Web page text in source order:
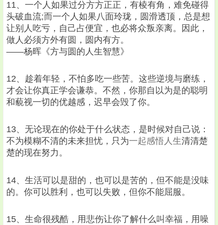
11、一个人如果过分方方正正，有棱有角，难免碰得
头破血流;而一个人如果八面玲珑，圆滑透顶，总是想
让别人吃亏，自己占便宜，也必将众叛亲离。因此，
做人必须方外有圆，圆内有方。
——杨晖《方与圆的人生智慧》
12、趁着年轻，不怕多吃一些苦。这些逆境与磨练，
才会让你真正学会谦恭。不然，你那自以为是的聪明
和藐视一切的优越感，迟早会毁了你。
13、无论现在的你处于什么状态，是时候对自己说：
不为模糊不清的未来担忧，只为一起感悟人生清清楚
楚的现在努力。
14、生活可以是甜的，也可以是苦的，但不能是没味
的。你可以胜利，也可以失败，但你不能屈服。
15、生命很残酷，用悲伤让你了解什么叫幸福，用噪